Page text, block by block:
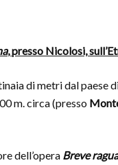
, presso Nicolosi,
di metri dal paese
m. circa (presso
dell’opera Breve